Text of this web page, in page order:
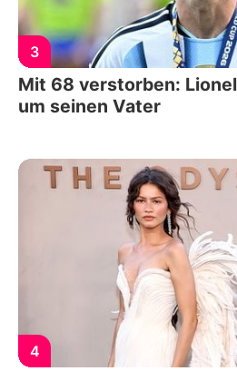
3
Mit 68 verstorben:
um seinen Vater
4